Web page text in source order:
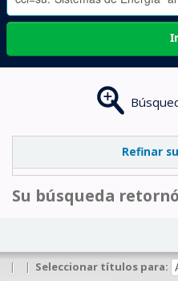
Ir
Refinar
Su búsqueda
| | Seleccionar títulos para: